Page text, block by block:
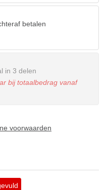
betalen
in 3 delen
bij totaalbedrag vanaf
voorwaarden